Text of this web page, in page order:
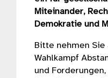
Miteinander,
Demokratie und
Bitte nehmen Sie
Wahlkampf
und